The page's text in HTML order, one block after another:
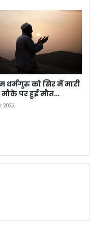
धर्मगुरु को सिर में मारी
मौके पर हुई मौत…
2022